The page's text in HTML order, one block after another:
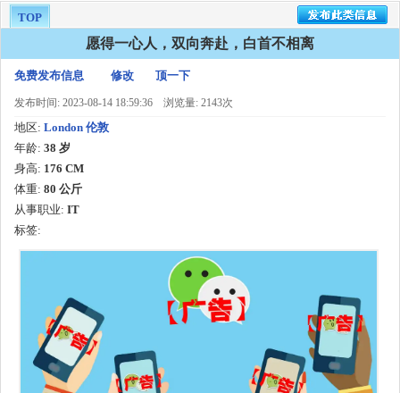
TOP
愿得一心人，双向奔赴，白首不相离
免费发布信息 修改 顶一下
发布时间: 2023-08-14 18:59:36 浏览量: 2143次
地区: London 伦敦
年龄: 38 岁
身高: 176 CM
体重: 80 公斤
从事职业: IT
标签: